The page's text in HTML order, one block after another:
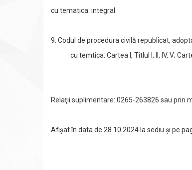
cu tematica: integral
9. Codul de procedura civilă republicat,
cu temtica: Cartea I, Titlul I, II, IV, V;
Relaţii suplimentare: 0265-263826 sau prin
Afișat în data de 28.10.2024 la sediu și pe